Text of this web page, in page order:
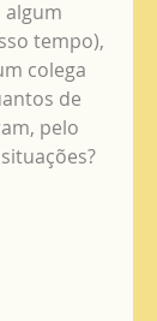
algum
tempo),
colega
de
pelo